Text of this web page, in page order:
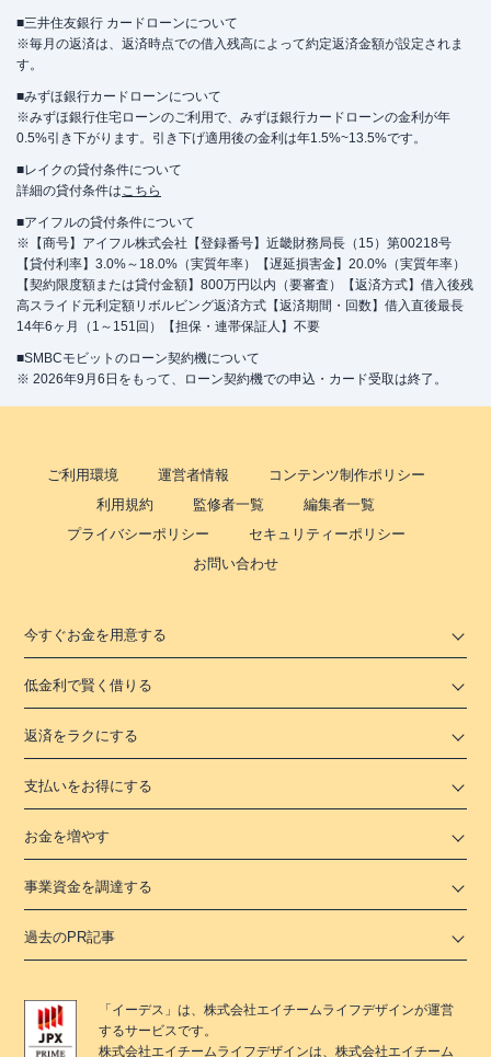
■三井住友銀行 カードローンについて
※毎月の返済は、返済時点での借入残高によって約定返済金額が設定されま
す。
■みずほ銀行カードローンについて
※みずほ銀行住宅ローンのご利用で、みずほ銀行カードローンの金利が年
0.5%引き下がります。引き下げ適用後の金利は年1.5%~13.5%です。
■レイクの貸付条件について
詳細の貸付条件は こちら
■アイフルの貸付条件について
※【商号】アイフル株式会社【登録番号】近畿財務局長（15）第00218号
【貸付利率】3.0%～18.0%（実質年率）【遅延損害金】20.0%（実質年率）
【契約限度額または貸付金額】800万円以内（要審査）【返済方式】借入後残
高スライド元利定額リボルビング返済方式【返済期間・回数】借入直後最長
14年6ヶ月（1～151回）【担保・連帯保証人】不要
■SMBCモビットのローン契約機について
※ 2026年9月6日をもって、ローン契約機での申込・カード受取は終了。
ご利用環境 運営者情報
コンテンツ制作ポリシー
利用規約
監修者一覧
編集者一覧
プライバシーポリシー
セキュリティーポリシー
お問い合わせ
今すぐお金を用意する
低金利で賢く借りる
返済をラクにする
支払いをお得にする
お金を増やす
事業資金を調達する
過去のPR記事
「イーデス 」は、株式会社エイチームライフデザインが運営
するサービスです。
株式会社エイチームライフデザインは、株式会社エイチーム